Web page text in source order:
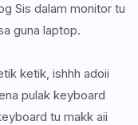
Sis dalam monitor tu
guna laptop.
ketik, ishhh adoii
pulak keyboard
tu makk aii